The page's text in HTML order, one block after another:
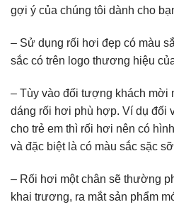
gợi ý của chúng tôi dành cho
– Sử dụng rối hơi đẹp có màu
sắc có trên logo thương hiệu
– Tùy vào đối tượng khách mời
dáng rối hơi phù hợp. Ví dụ đối
cho trẻ em thì rối hơi nên có
và đặc biệt là có màu sắc sặc
– Rối hơi một chân sẽ thường
khai trương, ra mắt sản phẩm